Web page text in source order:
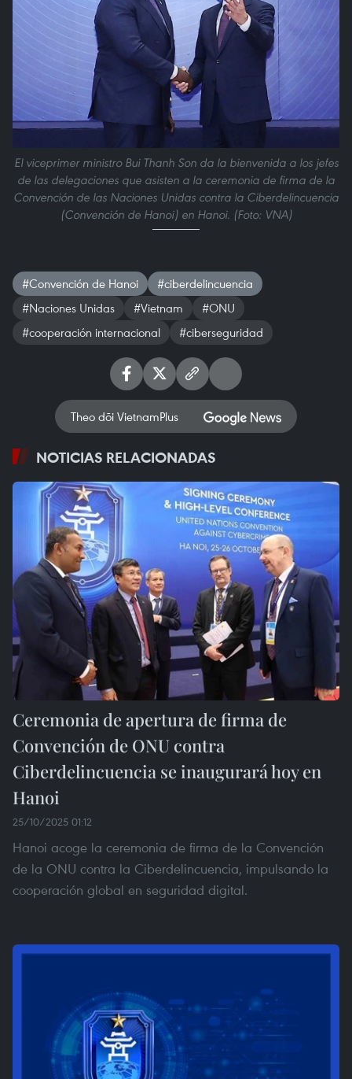
El viceprimer ministro Bui Thanh Son da la bienvenida a los jefes
de las delegaciones que asisten a la ceremonia de firma de la
Convención de las Naciones Unidas contra la Ciberdelincuencia
(Convención de Hanoi) en Hanoi. (Foto: VNA)
#Convención de Hanoi
#ciberdelincuencia
#Naciones Unidas
#Vietnam
#ONU
#cooperación internacional
#ciberseguridad
Theo dõi VietnamPlus
NOTICIAS RELACIONADAS
Ceremonia de apertura de firma de
Convención de ONU contra
Ciberdelincuencia se inaugurará hoy en
Hanoi
25/10/2025 01:12
Hanoi acoge la ceremonia de firma de la Convención
de la ONU contra la Ciberdelincuencia, impulsando la
cooperación global en seguridad digital.